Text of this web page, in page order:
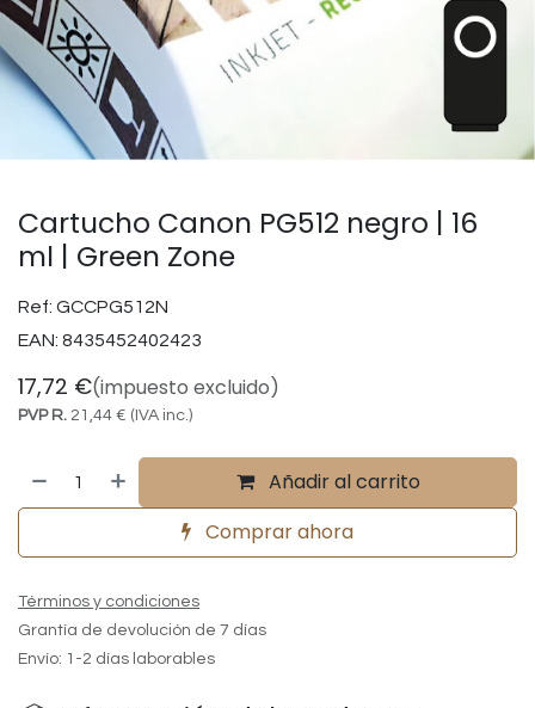
Cartucho Canon PG512 negro | 16
ml | Green Zone
Ref: GCCPG512N
EAN: 8435452402423
17,72 €(impuesto excluido)
PVP R. 21,44 € (IVA inc.)
Añadir al carrito
Comprar ahora
Términos y condiciones
Grantía de devolución de 7 días
Envío: 1-2 días laborables